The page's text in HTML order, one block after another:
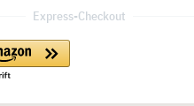
Express-Checkout